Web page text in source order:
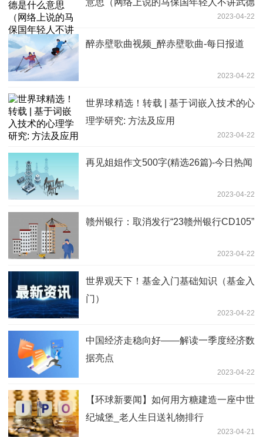
意思（网络上说的马保国年轻人不讲武德
2023-04-22
醉赤壁歌曲视频_醉赤壁歌曲-每日报道
2023-04-22
世界球精选！转载 | 基于词嵌入技术的心
理学研究: 方法及应用
2023-04-22
再见姐姐作文500字(精选26篇)-今日热闻
2023-04-22
赣州银行：取消发行“23赣州银行CD105”
2023-04-22
世界观天下！基金入门基础知识（基金入
门）
2023-04-22
中国经济走稳向好——解读一季度经济数
据亮点
2023-04-22
【环球新要闻】如何用方糖建造一座中世
纪城堡_老人生日送礼物排行
2023-04-21